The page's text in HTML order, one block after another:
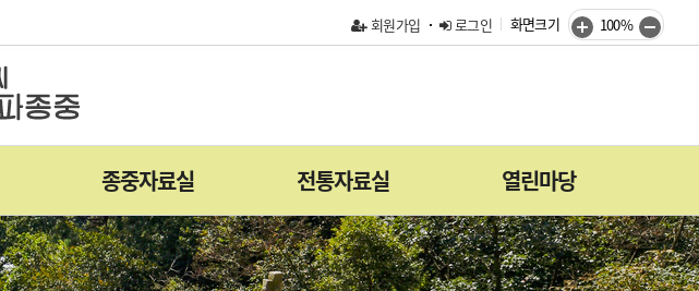
회원가입 로그인 화면크기 100%
종중자료실 전통자료실 열린마당